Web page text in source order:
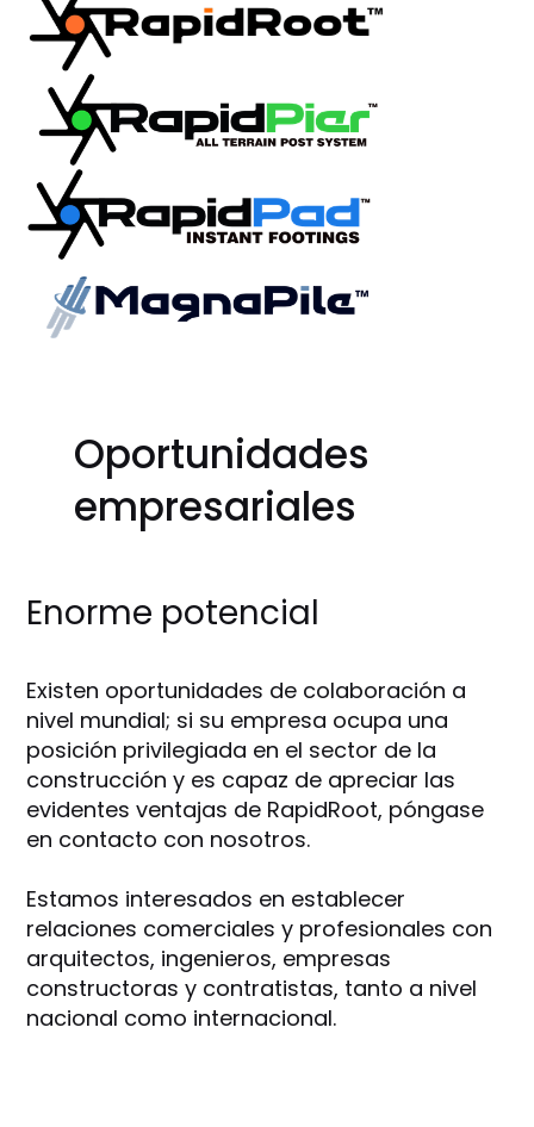
Oportunidades
empresariales
Enorme potencial
Existen oportunidades de colaboración a
nivel mundial; si su empresa ocupa una
posición privilegiada en el sector de la
construcción y es capaz de apreciar las
evidentes ventajas de RapidRoot, póngase
en contacto con nosotros.
Estamos interesados en establecer
relaciones comerciales y profesionales con
arquitectos, ingenieros, empresas
constructoras y contratistas, tanto a nivel
nacional como internacional.